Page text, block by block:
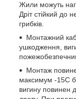
Жили можуть
Дріт стійкий до
грибків.
Монтажний
ушкодження,
Монтаж
максимум -15С
вигину повинен